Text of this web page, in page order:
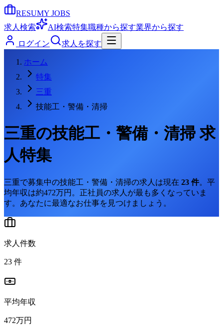
RESUMY JOBS
求人検索
AI検索特集職種から探す業界から探す
ログイン
求人を探す
ホーム
特集
三重
技能工・警備・清掃
三重の技能工・警備・清掃求
人特集
三重で募集中の技能工・警備・清掃の求人は現在 23 件。 平
均年収は約472万円。 正社員の求人が最も多くなっていま
す。 あなたに最適なお仕事を見つけましょう。
求人件数
23 件
平均年収
472万円